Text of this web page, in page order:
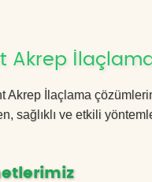
Akrep
Akrep İlaçlama
sağlıklı ve etkili